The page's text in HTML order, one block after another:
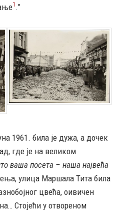
1 .”
1961. била је дужа, а дочек
где је на великом
ваша посета – наша највећа
улица Маршала Тита била
цвећа, оивичен
Стојећи у отвореном